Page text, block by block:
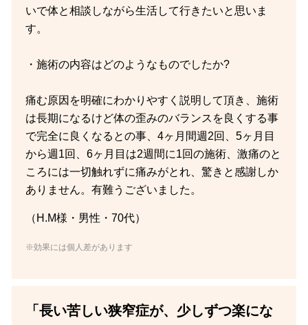
いで体と相談しながら生活して行きたいと思いま
す。
・施術の内容はどのようなものでしたか?
痛む原因を明確にわかりやすく説明して頂き、施術
は長期になるけど体の歪みのバランスを良くする事
で完全に良くなるとの事、4ヶ月間週2回、5ヶ月目
から週1回、6ヶ月目は2週間に1回の施術、激痛のと
ころには一切触れずに痛みがとれ、驚きと感謝しか
ありません。有難うございました。
（H.M様・男性・70代）
※効果には個人差があります
「長い苦しい狭窄症が、少しずつ楽にな